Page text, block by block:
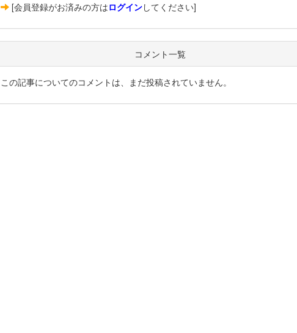
[会員登録がお済みの方はログインしてください]
コメント一覧
この記事についてのコメントは、まだ投稿されていません。